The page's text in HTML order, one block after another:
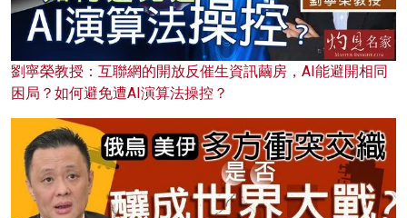
劉寧榮教授：互聯網的開放反催生資訊繭房，AI能避開相同
困局？如何避免遭AI演算法操控？